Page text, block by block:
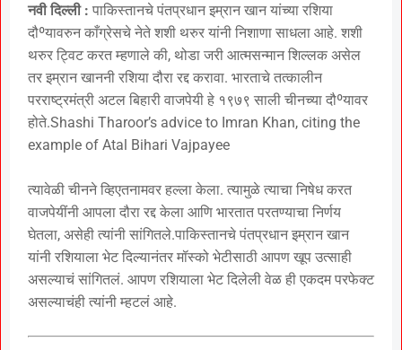
नवी दिल्ली : पाकिस्तानचे पंतप्रधान इम्रान खान यांच्या रशिया
दौºयावरुन काँग्रेसचे नेते शशी थरुर यांनी निशाणा साधला आहे. शशी
थरुर ट्विट करत म्हणाले की, थोडा जरी आत्मसन्मान शिल्लक असेल
तर इम्रान खाननी रशिया दौरा रद्द करावा. भारताचे तत्कालीन
परराष्ट्रमंत्री अटल बिहारी वाजपेयी हे १९७९ साली चीनच्या दौºयावर
होते.Shashi Tharoor’s advice to Imran Khan, citing the
example of Atal Bihari Vajpayee
त्यावेळी चीनने व्हिएतनामवर हल्ला केला. त्यामुळे त्याचा निषेध करत
वाजपेयींनी आपला दौरा रद्द केला आणि भारतात परतण्याचा निर्णय
घेतला, असेही त्यांनी सांगितले.पाकिस्तानचे पंतप्रधान इम्रान खान
यांनी रशियाला भेट दिल्यानंतर मॉस्को भेटीसाठी आपण खूप उत्साही
असल्याचं सांगितलं. आपण रशियाला भेट दिलेली वेळ ही एकदम परफेक्ट
असल्याचंही त्यांनी म्हटलं आहे.